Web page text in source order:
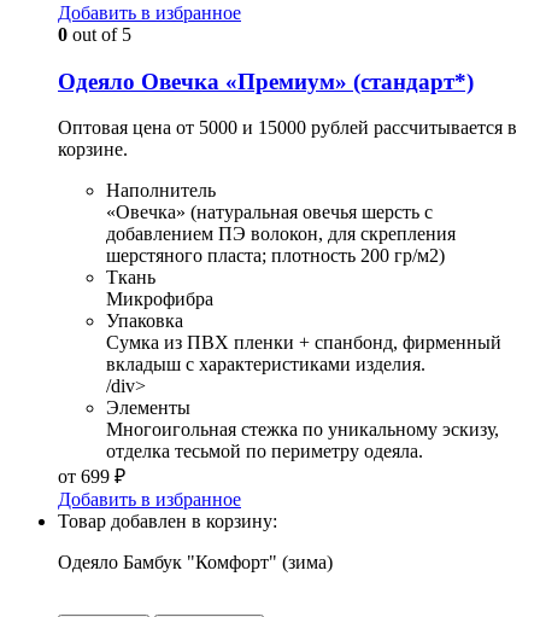
Добавить в избранное
0 out of 5
Одеяло Овечка «Премиум» (стандарт*)
Оптовая цена от 5000 и 15000 рублей рассчитывается в
корзине.
Наполнитель
«Овечка» (натуральная овечья шерсть с
добавлением ПЭ волокон, для скрепления
шерстяного пласта; плотность 200 гр/м2)
Ткань
Микрофибра
Упаковка
Сумка из ПВХ пленки + спанбонд, фирменный
вкладыш с характеристиками изделия.
/div>
Элементы
Многоигольная стежка по уникальному эскизу,
отделка тесьмой по периметру одеяла.
от 699 ₽
Добавить в избранное
Товар добавлен в корзину:
Одеяло Бамбук "Комфорт" (зима)